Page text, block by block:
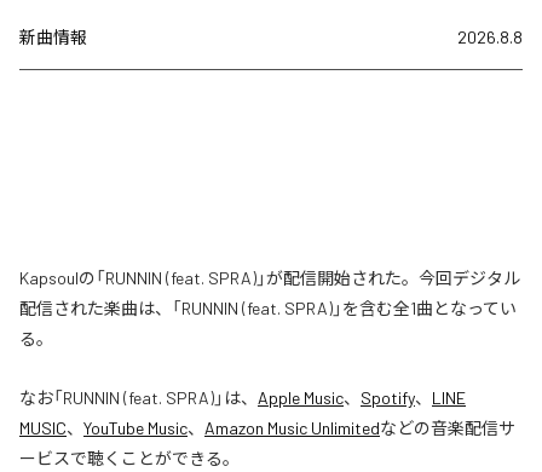
新曲情報 2026.8.8
Kapsoulの「RUNNIN (feat. SPRA)」が配信開始された。今回デジタル
配信された楽曲は、「RUNNIN (feat. SPRA)」を含む全1曲となってい
る。
なお「RUNNIN (feat. SPRA)」は、 Apple Music、 Spotify、 LINE
MUSIC、 YouTube Music、 Amazon Music Unlimitedなどの音楽配信サ
ービスで聴くことができる。